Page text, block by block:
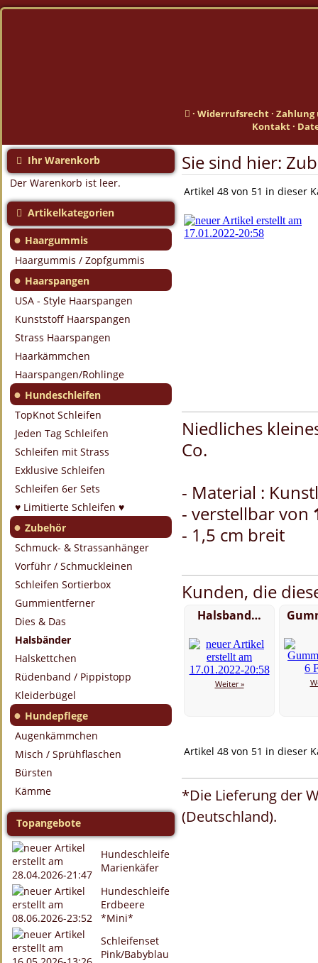
· Widerrufsrecht· Zahlung
Kontakt·
Ihr Warenkorb
Der Warenkorb ist leer.
Artikelkategorien
● Haargummis
Haargummis / Zopfgummis
● Haarspangen
USA - Style Haarspangen
Kunststoff Haarspangen
Strass Haarspangen
Haarkämmchen
Haarspangen/Rohlinge
● Hundeschleifen
TopKnot Schleifen
Jeden Tag Schleifen
Schleifen mit Strass
Exklusive Schleifen
Schleifen 6er Sets
♥ Limitierte Schleifen ♥
● Zubehör
Schmuck- & Strassanhänger
Vorführ / Schmuckleinen
Schleifen Sortierbox
Gummientferner
Dies & Das
Halsbänder
Halskettchen
Rüdenband / Pippistopp
Kleiderbügel
● Hundepflege
Augenkämmchen
Misch / Sprühflaschen
Bürsten
Kämme
Topangebote
Hundeschleife
Marienkäfer
Hundeschleife
Erdbeere
*Mini*
Schleifenset
Pink/Babyblau
Sie sind hier:
Artikel 48 von 51 in dieser
Niedliches
Co.
- Material :
- verstellbar von
- 1,5 cm breit
Kunden, die
Halsband…
Weiter »
Artikel 48 von 51 in dieser
*Die Lieferung der
(Deutschland).